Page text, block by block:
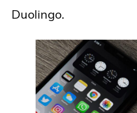
Duolingo.